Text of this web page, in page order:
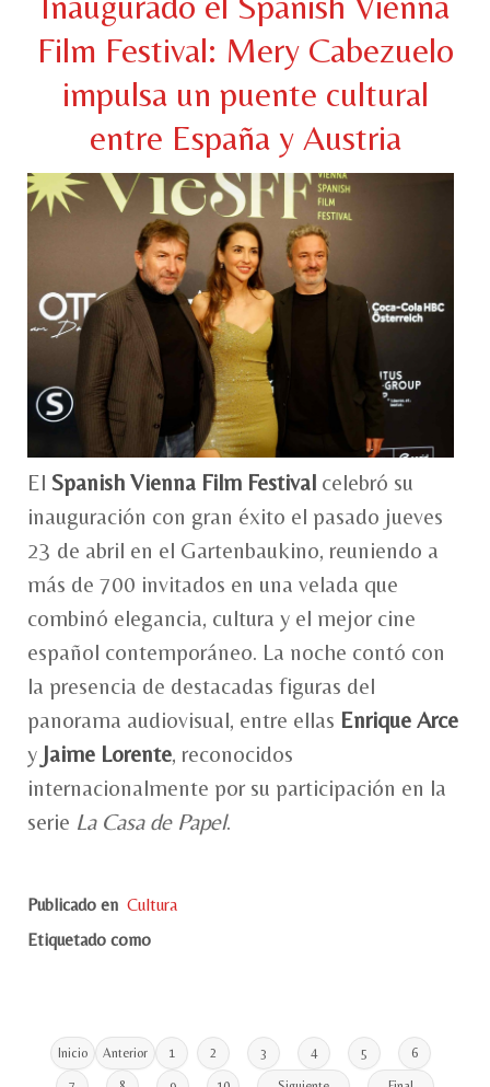
Film Festival: Mery Cabezuelo
impulsa un puente cultural
entre España y Austria
El Spanish Vienna Film Festival celebró su
inauguración con gran éxito el pasado jueves
23 de abril en el Gartenbaukino, reuniendo a
más de 700 invitados en una velada que
combinó elegancia, cultura y el mejor cine
español contemporáneo. La noche contó con
la presencia de destacadas figuras del
panorama audiovisual, entre ellas Enrique Arce
y Jaime Lorente, reconocidos
internacionalmente por su participación en la
serie La Casa de Papel.
Publicado en Cultura
Etiquetado como
Inicio Anterior 1 2 3 4 5 6